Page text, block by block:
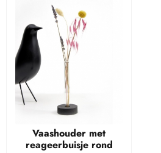
Vaashouder met
reageerbuisje rond